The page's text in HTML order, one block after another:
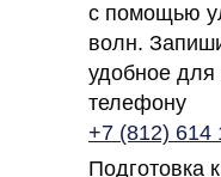
с помощью
волн.
удобное
телефону
+7 (812) 614
Подготовка